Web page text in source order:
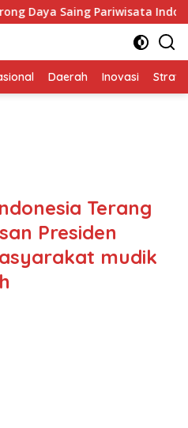
Pariwisata Indonesia
Daerah Inovasi
Terang
Presiden
mudik